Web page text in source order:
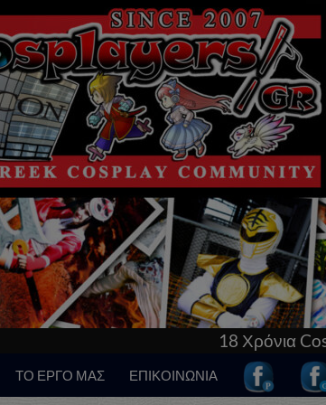
18 Χρόνια Cosplay
ΤΟ ΕΡΓΟ ΜΑΣ ΕΠΙΚΟΙΝΩΝΙΑ